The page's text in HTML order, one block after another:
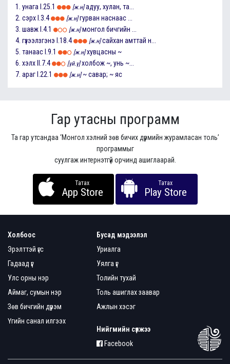
1. унага I.25.1 [ж.н] адуу, хулан, та...
2. сэрх I.3.4 [ж.н] гурван наснаас ...
3. шавж I.4.1 [ж.н] монгол бичгийн ...
4. гүзээлзгэнэ I.18.4 [ж.н] сайхан амттай н...
5. танаас I.9.1 [ж.н] хувцасны ~
6. хэлх II.7.4 [үй.ү] холбож ~, унь ~...
7. араг I.22.1 [ж.н] ~ савар; ~ яс
Гар утасны программ
Та гар утсандаа ‘Монгол хэлний зөв бичих дүрмийн журамласан толь’
программыг
суулгаж интернэтгүй орчинд ашиглаарай.
Татах
App Store
Татах
Play Store
Холбоос
Эрэлттэй үгс
Гадаад үг
Улс орны нэр
Аймаг, сумын нэр
Зөв бичгийн дүрэм
Үгийн санал илгээх
Бусад мэдээлэл
Уриалга
Уялга үг
Толийн тухай
Толь ашиглах заавар
Ажлын хэсэг
Нийгмийн сүлжээ
Facebook